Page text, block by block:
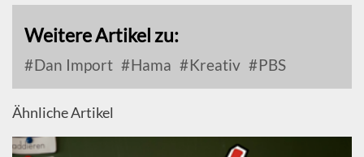
Weitere Artikel zu:
Dan Import Hama Kreativ PBS
Ähnliche Artikel